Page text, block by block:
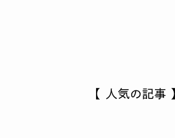
【 人気の記事 】